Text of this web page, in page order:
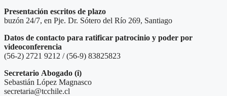
Presentación escritos de plazo
buzón 24/7, en Pje. Dr. Sótero del Río 269, Santiago
Datos de contacto para ratificar patrocinio y poder por
videoconferencia
(56-2) 2721 9212 / (56-9) 83825823
Secretario Abogado (i)
Sebastián López Magnasco
secretaria@tcchile.cl